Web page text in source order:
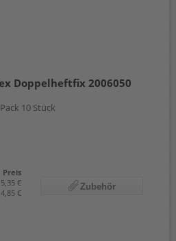
Doppelheftfix 2006050
10 Stück
Preis
5,35 €
4,85 €
Zubehör